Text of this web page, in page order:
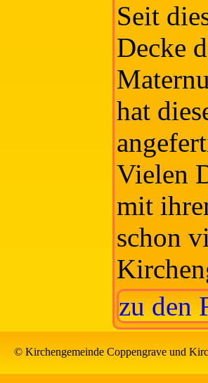
Seit
Decke
hat
Vielen
mit
schon
zu den
© Kirchengemeinde Coppengrave und